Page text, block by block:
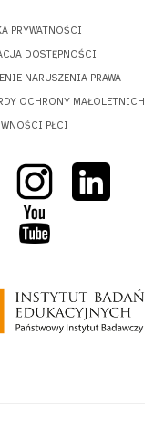
PRYWATNOŚCI
DOSTĘPNOŚCI
NARUSZENIA PRAWA
OCHRONY MAŁOLETNICH
PŁCI